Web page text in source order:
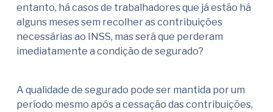
entanto, há casos de trabalhadores que já estão há
alguns meses sem recolher as contribuições
necessárias ao INSS, mas será que perderam
imediatamente a condição de segurado?
A qualidade de segurado pode ser mantida por um
período mesmo após a cessação das contribuições,